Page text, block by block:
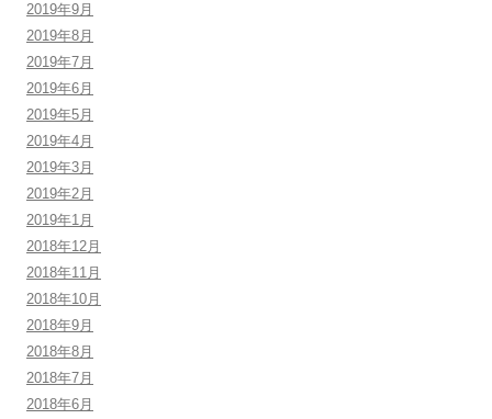
2019年9月
2019年8月
2019年7月
2019年6月
2019年5月
2019年4月
2019年3月
2019年2月
2019年1月
2018年12月
2018年11月
2018年10月
2018年9月
2018年8月
2018年7月
2018年6月